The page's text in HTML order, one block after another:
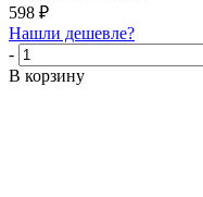
598 ₽
Нашли дешевле?
-
В корзину